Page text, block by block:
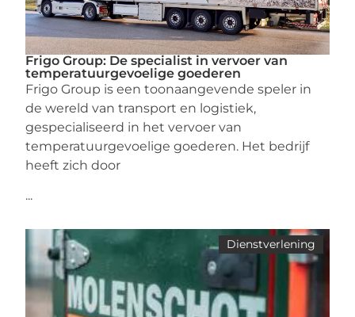
Frigo Group: De specialist in vervoer van
temperatuurgevoelige goederen
Frigo Group is een toonaangevende speler in
de wereld van transport en logistiek,
gespecialiseerd in het vervoer van
temperatuurgevoelige goederen. Het bedrijf
heeft zich door
...
Dienstverlening